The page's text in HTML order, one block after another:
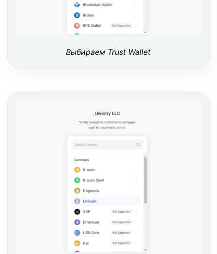
Выбираем Trust Wallet